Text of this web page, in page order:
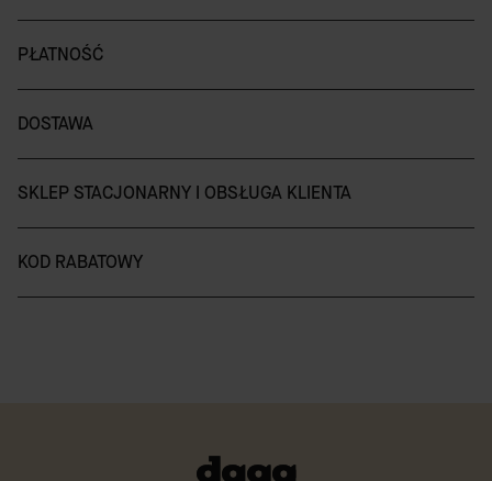
PŁATNOŚĆ
DOSTAWA
SKLEP STACJONARNY I OBSŁUGA KLIENTA
KOD RABATOWY